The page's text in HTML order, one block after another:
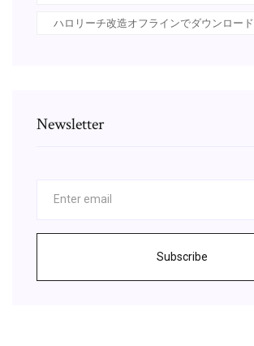
ハロリーチ改造オフラインでダウンロード
Newsletter
Subscribe